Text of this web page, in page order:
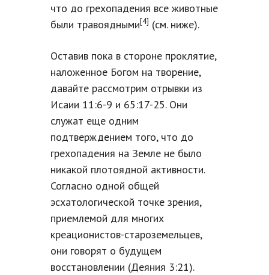
что до грехопадения все животные
были травоядными[4] (см. ниже).
Оставив пока в стороне проклятие,
наложенное Богом на творение,
давайте рассмотрим отрывки из
Исаии 11:6-9 и 65:17-25. Они
служат еще одним
подтверждением того, что до
грехопадения на Земле не было
никакой плотоядной активности.
Согласно одной общей
эсхатологической точке зрения,
приемлемой для многих
креационистов-староземельцев,
они говорят о будущем
восстановлении (Деяния 3:21).